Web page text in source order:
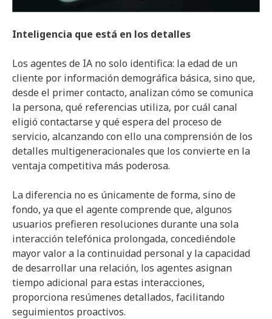
Inteligencia que está en los detalles
Los agentes de IA no solo identifica: la edad de un
cliente por información demográfica básica, sino que,
desde el primer contacto, analizan cómo se comunica
la persona, qué referencias utiliza, por cuál canal
eligió contactarse y qué espera del proceso de
servicio, alcanzando con ello una comprensión de los
detalles multigeneracionales que los convierte en la
ventaja competitiva más poderosa.
La diferencia no es únicamente de forma, sino de
fondo, ya que el agente comprende que, algunos
usuarios prefieren resoluciones durante una sola
interacción telefónica prolongada, concediéndole
mayor valor a la continuidad personal y la capacidad
de desarrollar una relación, los agentes asignan
tiempo adicional para estas interacciones,
proporciona resúmenes detallados, facilitando
seguimientos proactivos.